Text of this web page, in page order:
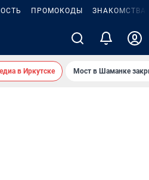
ПРОМОКОДЫ ЗНАКОМСТВА
в Иркутске Мост в Шаманке